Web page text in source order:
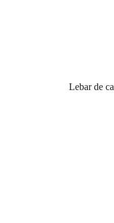
Lebar de